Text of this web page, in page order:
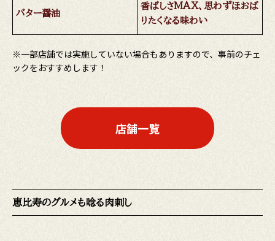
バター醤油
香ばしさMAX、思わずほおば
りたくなる味わい
※一部店舗では実施していない場合もありますので、事前のチェ
ックをおすすめします！
店舗一覧
恵比寿のグルメも唸る肉刺し